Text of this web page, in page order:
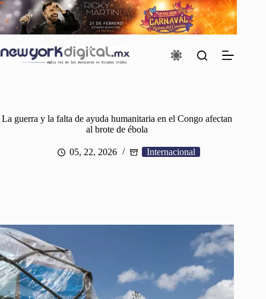
Saltar
al
contenido
La guerra y la falta de ayuda humanitaria en el Congo afectan
al brote de ébola
05, 22, 2026 Internacional